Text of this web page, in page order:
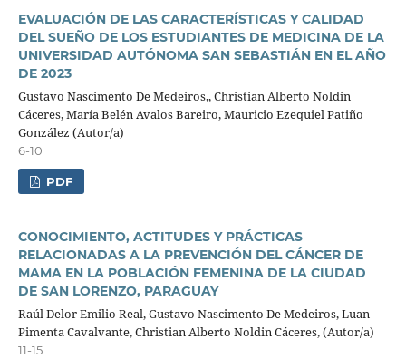
EVALUACIÓN DE LAS CARACTERÍSTICAS Y CALIDAD
DEL SUEÑO DE LOS ESTUDIANTES DE MEDICINA DE LA
UNIVERSIDAD AUTÓNOMA SAN SEBASTIÁN EN EL AÑO
DE 2023
Gustavo Nascimento De Medeiros,, Christian Alberto Noldin
Cáceres, María Belén Avalos Bareiro, Mauricio Ezequiel Patiño
González (Autor/a)
6-10
PDF
CONOCIMIENTO, ACTITUDES Y PRÁCTICAS
RELACIONADAS A LA PREVENCIÓN DEL CÁNCER DE
MAMA EN LA POBLACIÓN FEMENINA DE LA CIUDAD
DE SAN LORENZO, PARAGUAY
Raúl Delor Emilio Real, Gustavo Nascimento De Medeiros, Luan
Pimenta Cavalvante, Christian Alberto Noldin Cáceres, (Autor/a)
11-15